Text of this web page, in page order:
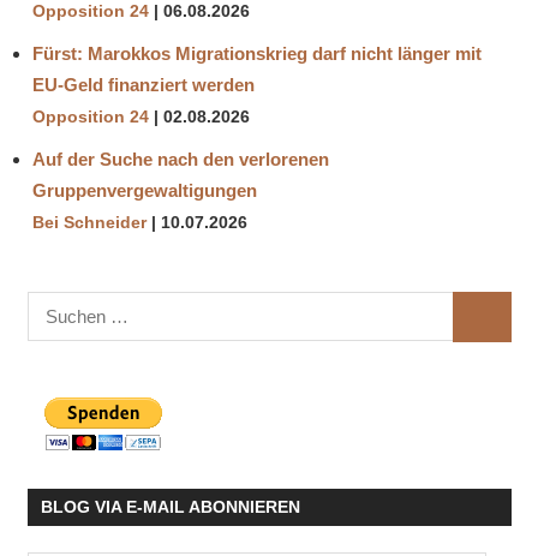
Opposition 24 06.08.2026
Fürst: Marokkos Migrationskrieg darf nicht länger mit
EU-Geld finanziert werden
Opposition 24 02.08.2026
Auf der Suche nach den verlorenen
Gruppenvergewaltigungen
Bei Schneider 10.07.2026
Suchen
nach:
BLOG VIA E-MAIL ABONNIEREN